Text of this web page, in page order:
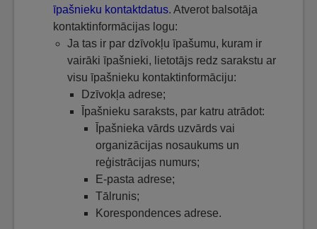
īpašnieku kontaktdatus. Atverot balsotāja
kontaktinformācijas logu:
Ja tas ir par dzīvokļu īpašumu, kuram ir
vairāki īpašnieki, lietotājs redz sarakstu ar
visu īpašnieku kontaktinformāciju:
Dzīvokļa adrese;
Īpašnieku saraksts, par katru atrādot:
Īpašnieka vārds uzvārds vai
organizācijas nosaukums un
reģistrācijas numurs;
E-pasta adrese;
Tālrunis;
Korespondences adrese.